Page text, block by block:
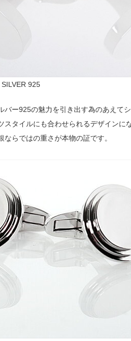
925
ー925の魅力を引き出す為のあえて
タイルにも合わせられるデザインに
らではの重さが本物の証です。